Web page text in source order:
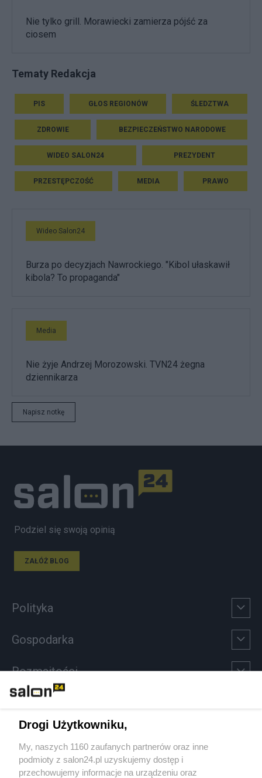
Nie tylko grill. Morawiecki zamierza pójść za
ciosem
Tematy Redakcja
PIS GŁOS REGIONÓW ŚLEDZTWA
ZDROWIE BEZPIECZEŃSTWO NARODOWE
WIDEO SALON24 PREZYDENT
PRZESTĘPCZOŚĆ MEDIA PRAWO
Wideo Salon24
Burza po decyzjach Nawrockiego. "Kibol ułaskawił
kibola? To propaganda"
Media
Nie żyje Andrzej Morozowski. TVN24 żegna
dziennikarza
Napisz notkę
Podziel się swoją opinią
ZAŁÓŻ BLOG
Polityka
Gospodarka
Rozmaitości
Sport
Społeczeństwo
Drogi Użytkowniku,
My, naszych 1160 zaufanych partnerów oraz inne
podmioty z salon24.pl uzyskujemy dostęp i
przechowujemy informacje na urządzeniu oraz